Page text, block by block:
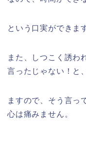
という口実ができま
また、しつこく誘わ
言ったじゃない！と
ますので、そう言っ
心は痛みません。